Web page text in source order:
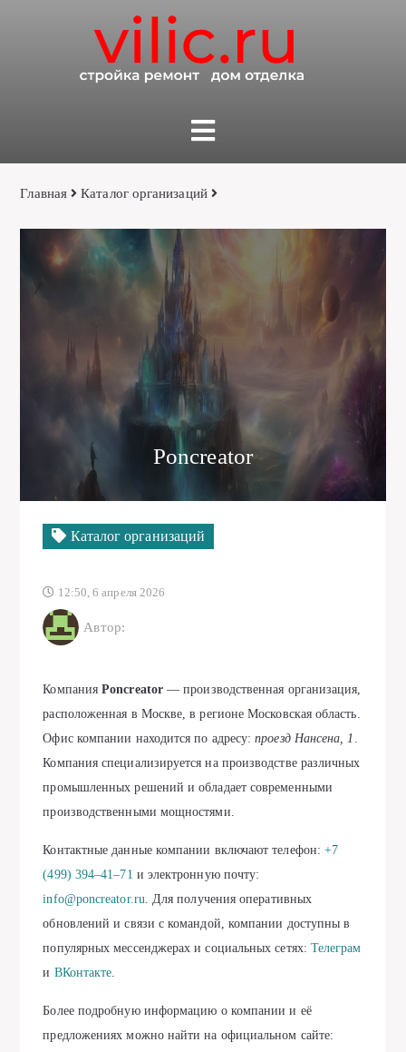
Главная Каталог организаций
Poncreator
Каталог организаций
12:50, 6 апреля 2026
Автор:
КомпанияPoncreator— производственная организация,
расположенная в Москве, в регионе Московская область.
Офис компании находится по адресу:проезд Нансена, 1 .
Компания специализируется на производстве различных
промышленных решений и обладает современными
производственными мощностями.
Контактные данные компании включают телефон:+7
(499) 394‒41‒71 и электронную почту:
info@poncreator.ru. Для получения оперативных
обновлений и связи с командой, компании доступны в
популярных мессенджерах и социальных сетях: Телеграм
и ВКонтакте.
Более подробную информацию о компании и её
предложениях можно найти на официальном сайте: